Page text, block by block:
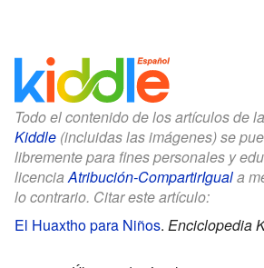
Todo el contenido de los artículos de la
Kiddle (incluidas las imágenes) se
libremente para fines personales y
licencia Atribución-CompartirIguala
lo contrario. Citar este artículo:
El Huaxtho para Niños. Enciclopedia